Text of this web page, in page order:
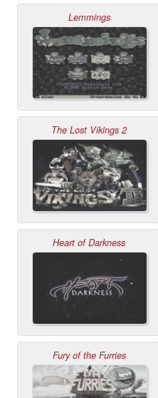
Lemmings
The Lost Vikings 2
Heart of Darkness
Fury of the Furries